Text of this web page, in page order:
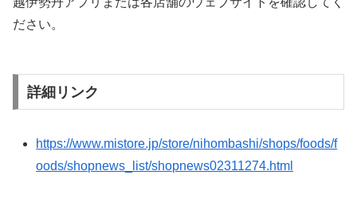
ださい。
詳細リンク
https://www.mistore.jp/store/nihombashi/shops/foods/f
oods/shopnews_list/shopnews02311274.html